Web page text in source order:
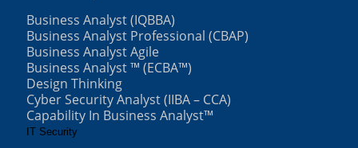
Business Analyst (IQBBA)
Business Analyst Professional (CBAP)
Business Analyst Agile
Business Analyst ™ (ECBA™)
Design Thinking
Cyber Security Analyst (IIBA – CCA)
Capability In Business Analyst™
IT Security